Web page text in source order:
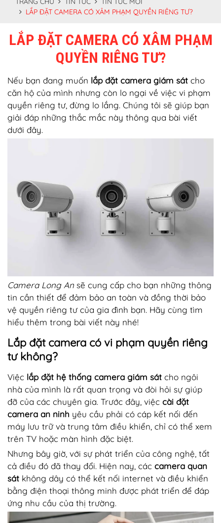
LẮP ĐẶT CAMERA CÓ XÂM PHẠM QUYỀN RIÊNG TƯ?
LẮP ĐẶT CAMERA CÓ XÂM PHẠM
QUYỀN RIÊNG TƯ?
Nếu bạn đang muốn lắp đặt camera giám sát cho
căn hộ của mình nhưng còn lo ngại về việc vi phạm
quyền riêng tư, đừng lo lắng. Chúng tôi sẽ giúp bạn
giải đáp những thắc mắc này thông qua bài viết
dưới đây.
Camera Long An sẽ cung cấp cho bạn những thông
tin cần thiết để đảm bảo an toàn và đồng thời bảo
vệ quyền riêng tư của gia đình bạn. Hãy cùng tìm
hiểu thêm trong bài viết này nhé!
Lắp đặt camera có vi phạm quyền riêng
tư không?
Việc lắp đặt hệ thống camera giám sát cho ngôi
nhà của mình là rất quan trọng và đòi hỏi sự giúp
đỡ của các chuyên gia. Trước đây, việc cài đặt
camera an ninh yêu cầu phải có cáp kết nối đến
máy lưu trữ và trung tâm điều khiển, chỉ có thể xem
trên TV hoặc màn hình đặc biệt.
Nhưng bây giờ, với sự phát triển của công nghệ, tất
cả điều đó đã thay đổi. Hiện nay, các camera quan
sát không dây có thể kết nối internet và điều khiển
bằng điện thoại thông minh được phát triển để đáp
ứng nhu cầu của thị trường.